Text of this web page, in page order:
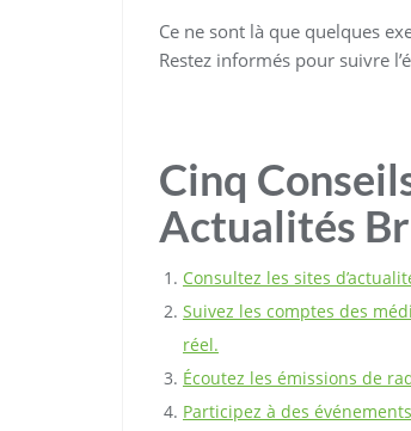
Ce ne sont là que quelques
Restez informés pour suivre
Cinq
Actualités
Consultez les sites
Suivez les comptes des
réel.
Écoutez les émissions de
Participez à des